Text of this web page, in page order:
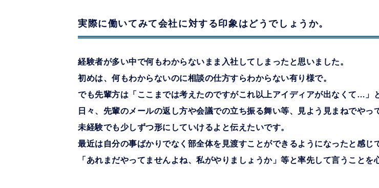
実際に働いてみて会社に対する印象はどうでしょうか。
経験者が多い中で何もわからないまま入社してしまったと思いました。
初めは、何もわからないのに相談の仕方すらわからない有り様で。
でも先輩方は「ここまでは考えたのですがこれ以上アイディアが出なくて…」
日々、先輩のメールの返し方や会議での立ち振る舞い等、見よう見まねでやっ
未経験でも少しずつ形にしていけるよと伝えたいです。
最近は自分の事ばかりでなく部全体を見渡すことができるようになったと感じ
「あれまだやってませんよね、私がやりましょうか」等と率先して言うことを